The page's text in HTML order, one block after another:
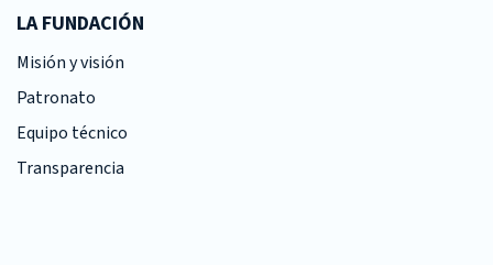
LA FUNDACIÓN
Misión y visión
Patronato
Equipo técnico
Transparencia